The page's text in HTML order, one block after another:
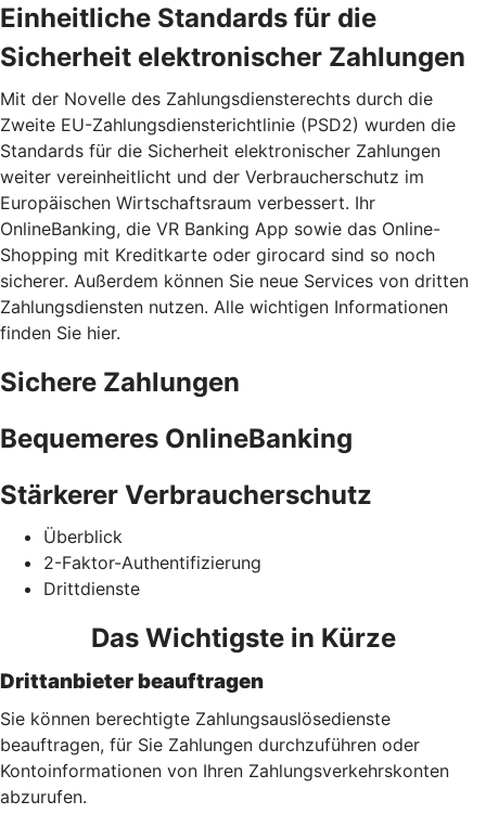
Einheitliche Standards für die
Sicherheit elektronischer Zahlungen
Mit der Novelle des Zahlungsdiensterechts durch die
Zweite EU-Zahlungsdiensterichtlinie (PSD2) wurden die
Standards für die Sicherheit elektronischer Zahlungen
weiter vereinheitlicht und der Verbraucherschutz im
Europäischen Wirtschaftsraum verbessert. Ihr
OnlineBanking, die VR Banking App sowie das Online-
Shopping mit Kreditkarte oder girocard sind so noch
sicherer. Außerdem können Sie neue Services von dritten
Zahlungsdiensten nutzen. Alle wichtigen Informationen
finden Sie hier.
Sichere Zahlungen
Bequemeres OnlineBanking
Stärkerer Verbraucherschutz
Überblick
2-Faktor-Authentifizierung
Drittdienste
Das Wichtigste in Kürze
Drittanbieter beauftragen
Sie können berechtigte Zahlungsauslösedienste
beauftragen, für Sie Zahlungen durchzuführen oder
Kontoinformationen von Ihren Zahlungsverkehrskonten
abzurufen.